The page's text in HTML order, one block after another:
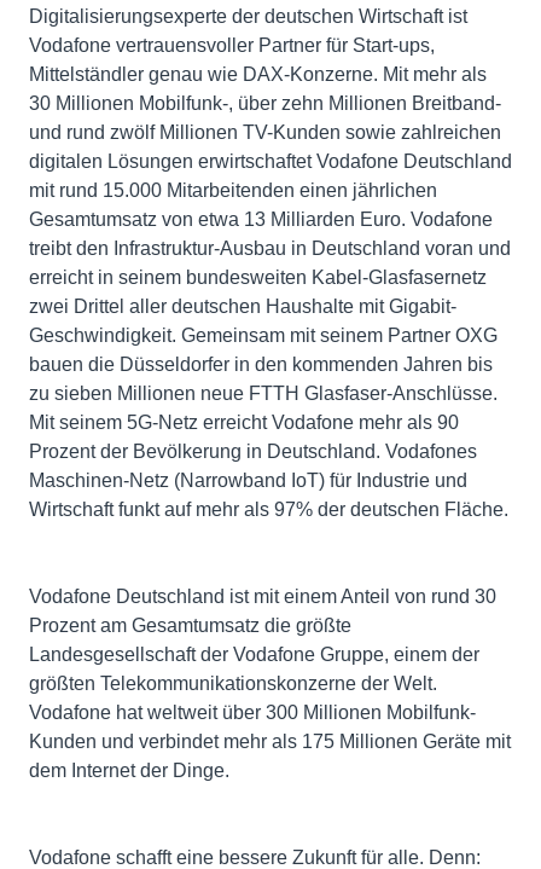
Digitalisierungsexperte der deutschen Wirtschaft ist
Vodafone vertrauensvoller Partner für Start-ups,
Mittelständler genau wie DAX-Konzerne. Mit mehr als
30 Millionen Mobilfunk-, über zehn Millionen Breitband-
und rund zwölf Millionen TV-Kunden sowie zahlreichen
digitalen Lösungen erwirtschaftet Vodafone Deutschland
mit rund 15.000 Mitarbeitenden einen jährlichen
Gesamtumsatz von etwa 13 Milliarden Euro. Vodafone
treibt den Infrastruktur-Ausbau in Deutschland voran und
erreicht in seinem bundesweiten Kabel-Glasfasernetz
zwei Drittel aller deutschen Haushalte mit Gigabit-
Geschwindigkeit. Gemeinsam mit seinem Partner OXG
bauen die Düsseldorfer in den kommenden Jahren bis
zu sieben Millionen neue FTTH Glasfaser-Anschlüsse.
Mit seinem 5G-Netz erreicht Vodafone mehr als 90
Prozent der Bevölkerung in Deutschland. Vodafones
Maschinen-Netz (Narrowband IoT) für Industrie und
Wirtschaft funkt auf mehr als 97% der deutschen Fläche.
Vodafone Deutschland ist mit einem Anteil von rund 30
Prozent am Gesamtumsatz die größte
Landesgesellschaft der Vodafone Gruppe, einem der
größten Telekommunikationskonzerne der Welt.
Vodafone hat weltweit über 300 Millionen Mobilfunk-
Kunden und verbindet mehr als 175 Millionen Geräte mit
dem Internet der Dinge.
Vodafone schafft eine bessere Zukunft für alle. Denn: